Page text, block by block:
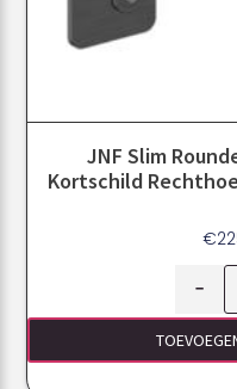
JNF Slim
Kortschild
€
-